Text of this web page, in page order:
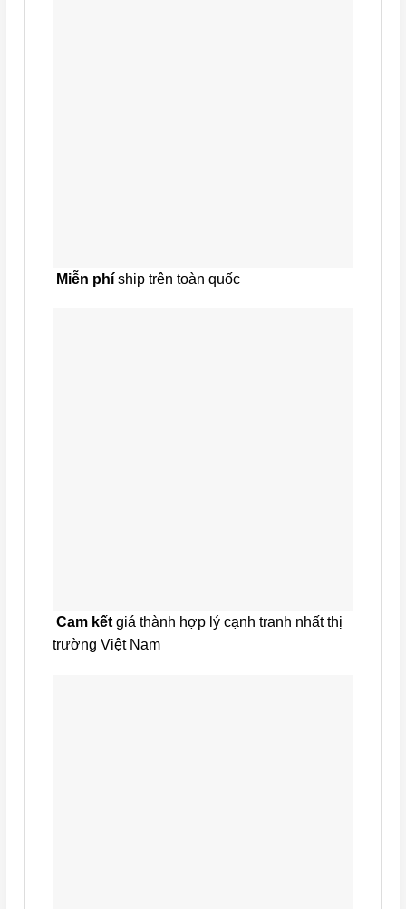
Miễn phíship trên toàn quốc
Cam kếtgiá thành hợp lý cạnh tranh nhất thị
trường Việt Nam